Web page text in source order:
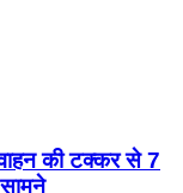
की टक्कर से 7